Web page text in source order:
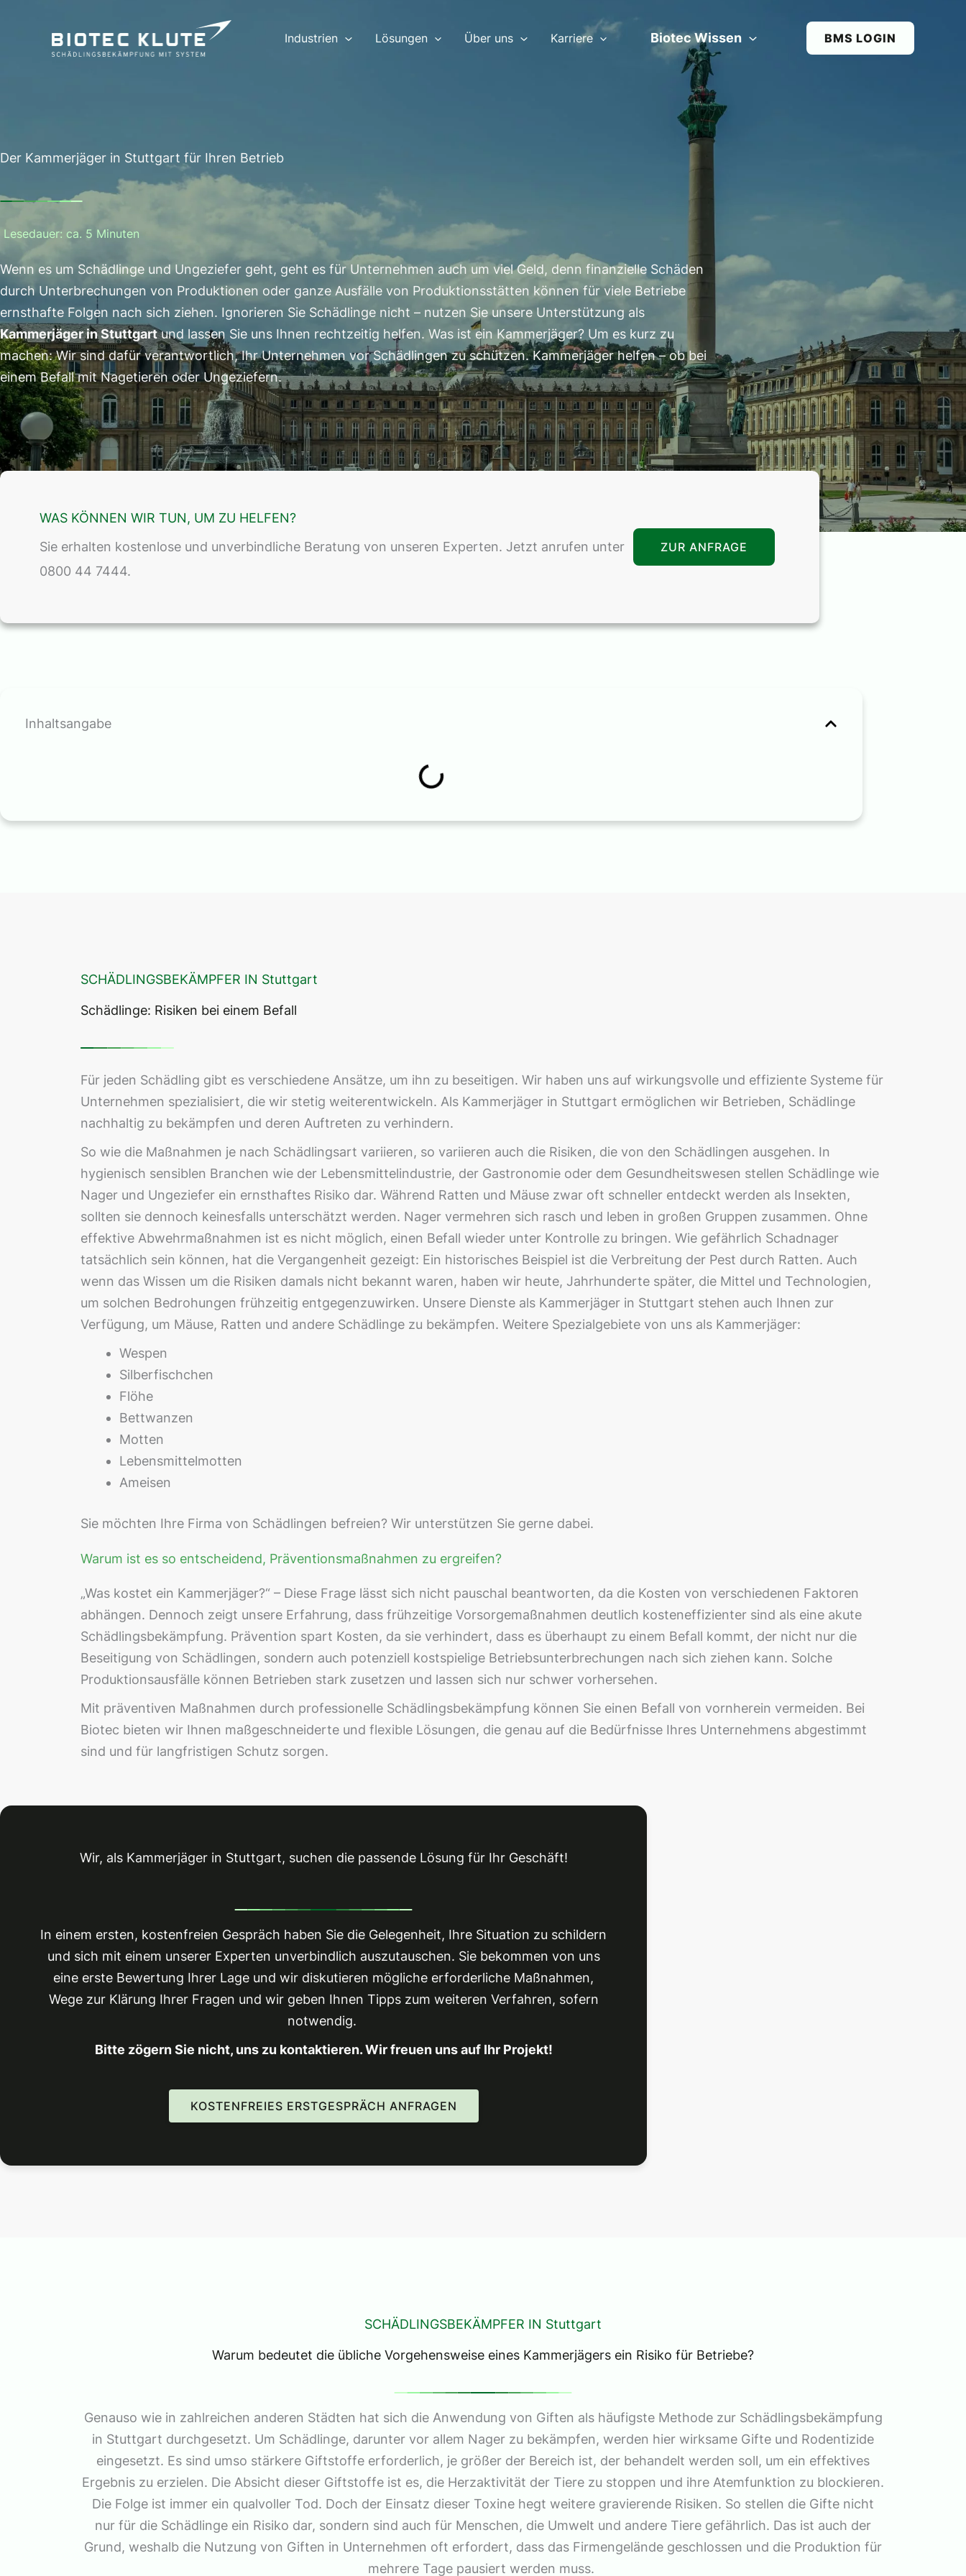
springen
Industrien Lösungen Über uns Karriere Biotec Wissen BMS LOGIN
Der Kammerjäger in Stuttgart für Ihren Betrieb
Lesedauer: ca. 5 Minuten
Wenn es um Schädlinge und Ungeziefer geht, geht es für Unternehmen auch um viel Geld, denn finanzielle Schäden
durch Unterbrechungen von Produktionen oder ganze Ausfälle von Produktionsstätten können für viele Betriebe
ernsthafte Folgen nach sich ziehen. Ignorieren Sie Schädlinge nicht – nutzen Sie unsere Unterstützung als
Kammerjäger in Stuttgartund lassen Sie uns Ihnen rechtzeitig helfen. Was ist ein Kammerjäger? Um es kurz zu
machen: Wir sind dafür verantwortlich, Ihr Unternehmen vor Schädlingen zu schützen. Kammerjäger helfen – ob bei
einem Befall mit Nagetieren oder Ungeziefern.
WAS KÖNNEN WIR TUN, UM ZU HELFEN?
Sie erhalten kostenlose und unverbindliche Beratung von unseren Experten. Jetzt anrufen unter
0800 44 7444.
ZUR ANFRAGE
Inhaltsangabe
SCHÄDLINGSBEKÄMPFER IN Stuttgart
Schädlinge: Risiken bei einem Befall
Für jeden Schädling gibt es verschiedene Ansätze, um ihn zu beseitigen. Wir haben uns auf wirkungsvolle und effiziente Systeme für
Unternehmen spezialisiert, die wir stetig weiterentwickeln. Als Kammerjäger in Stuttgart ermöglichen wir Betrieben, Schädlinge
nachhaltig zu bekämpfen und deren Auftreten zu verhindern.
So wie die Maßnahmen je nach Schädlingsart variieren, so variieren auch die Risiken, die von den Schädlingen ausgehen. In
hygienisch sensiblen Branchen wie der Lebensmittelindustrie, der Gastronomie oder dem Gesundheitswesen stellen Schädlinge wie
Nager und Ungeziefer ein ernsthaftes Risiko dar. Während Ratten und Mäuse zwar oft schneller entdeckt werden als Insekten,
sollten sie dennoch keinesfalls unterschätzt werden. Nager vermehren sich rasch und leben in großen Gruppen zusammen. Ohne
effektive Abwehrmaßnahmen ist es nicht möglich, einen Befall wieder unter Kontrolle zu bringen. Wie gefährlich Schadnager
tatsächlich sein können, hat die Vergangenheit gezeigt: Ein historisches Beispiel ist die Verbreitung der Pest durch Ratten. Auch
wenn das Wissen um die Risiken damals nicht bekannt waren, haben wir heute, Jahrhunderte später, die Mittel und Technologien,
um solchen Bedrohungen frühzeitig entgegenzuwirken. Unsere Dienste als Kammerjäger in Stuttgart stehen auch Ihnen zur
Verfügung, um Mäuse, Ratten und andere Schädlinge zu bekämpfen. Weitere Spezialgebiete von uns als Kammerjäger:
Wespen
Silberfischchen
Flöhe
Bettwanzen
Motten
Lebensmittelmotten
Ameisen
Sie möchten Ihre Firma von Schädlingen befreien? Wir unterstützen Sie gerne dabei.
Warum ist es so entscheidend, Präventionsmaßnahmen zu ergreifen?
„Was kostet ein Kammerjäger?“ – Diese Frage lässt sich nicht pauschal beantworten, da die Kosten von verschiedenen Faktoren
abhängen. Dennoch zeigt unsere Erfahrung, dass frühzeitige Vorsorgemaßnahmen deutlich kosteneffizienter sind als eine akute
Schädlingsbekämpfung. Prävention spart Kosten, da sie verhindert, dass es überhaupt zu einem Befall kommt, der nicht nur die
Beseitigung von Schädlingen, sondern auch potenziell kostspielige Betriebsunterbrechungen nach sich ziehen kann. Solche
Produktionsausfälle können Betrieben stark zusetzen und lassen sich nur schwer vorhersehen.
Mit präventiven Maßnahmen durch professionelle Schädlingsbekämpfung können Sie einen Befall von vornherein vermeiden. Bei
Biotec bieten wir Ihnen maßgeschneiderte und flexible Lösungen, die genau auf die Bedürfnisse Ihres Unternehmens abgestimmt
sind und für langfristigen Schutz sorgen.
Wir, als Kammerjäger in Stuttgart, suchen die passende Lösung für Ihr Geschäft!
In einem ersten, kostenfreien Gespräch haben Sie die Gelegenheit, Ihre Situation zu schildern
und sich mit einem unserer Experten unverbindlich auszutauschen. Sie bekommen von uns
eine erste Bewertung Ihrer Lage und wir diskutieren mögliche erforderliche Maßnahmen,
Wege zur Klärung Ihrer Fragen und wir geben Ihnen Tipps zum weiteren Verfahren, sofern
notwendig.
Bitte zögern Sie nicht, uns zu kontaktieren. Wir freuen uns auf Ihr Projekt!
KOSTENFREIES ERSTGESPRÄCH ANFRAGEN
SCHÄDLINGSBEKÄMPFER IN Stuttgart
Warum bedeutet die übliche Vorgehensweise eines Kammerjägers ein Risiko für Betriebe?
Genauso wie in zahlreichen anderen Städten hat sich die Anwendung von Giften als häufigste Methode zur Schädlingsbekämpfung
in Stuttgart durchgesetzt. Um Schädlinge, darunter vor allem Nager zu bekämpfen, werden hier wirksame Gifte und Rodentizide
eingesetzt. Es sind umso stärkere Giftstoffe erforderlich, je größer der Bereich ist, der behandelt werden soll, um ein effektives
Ergebnis zu erzielen. Die Absicht dieser Giftstoffe ist es, die Herzaktivität der Tiere zu stoppen und ihre Atemfunktion zu blockieren.
Die Folge ist immer ein qualvoller Tod. Doch der Einsatz dieser Toxine hegt weitere gravierende Risiken. So stellen die Gifte nicht
nur für die Schädlinge ein Risiko dar, sondern sind auch für Menschen, die Umwelt und andere Tiere gefährlich. Das ist auch der
Grund, weshalb die Nutzung von Giften in Unternehmen oft erfordert, dass das Firmengelände geschlossen und die Produktion für
mehrere Tage pausiert werden muss.